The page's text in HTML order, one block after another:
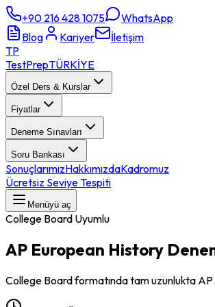
+90 216 428 1075
WhatsApp
Blog
Kariyer
İletişim
TP
TestPrepTÜRKİYE
Özel Ders & Kurslar
Fiyatlar
Deneme Sınavları
Soru Bankası
SonuçlarımızHakkımızdaKadromuz
Ücretsiz Seviye Tespiti
Menüyü aç
College Board Uyumlu
AP European History
College Board formatında tam uzunlukta